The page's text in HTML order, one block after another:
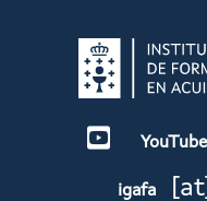
YouTube
igafa [at]